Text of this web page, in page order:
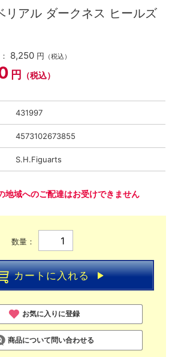
リアル ダークネス ヒールズ
8,250 円 （税込）
円 （税込）
431997
4573102673855
S.H.Figuarts
地域へのご配達はお受けできません
数量：
カートに入れる
お気に入りに登録
商品について問い合わせる